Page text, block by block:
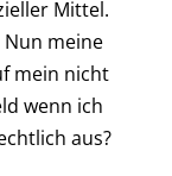
Mittel.
meine
mein nicht
wenn ich
aus?